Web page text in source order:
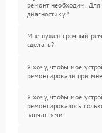
ремонт необходим. Для
диагностику?
Мне нужен срочный
сделать?
Я хочу, чтобы мое
ремонтировали при мне.
Я хочу, чтобы мое
ремонтировалось
запчастями.